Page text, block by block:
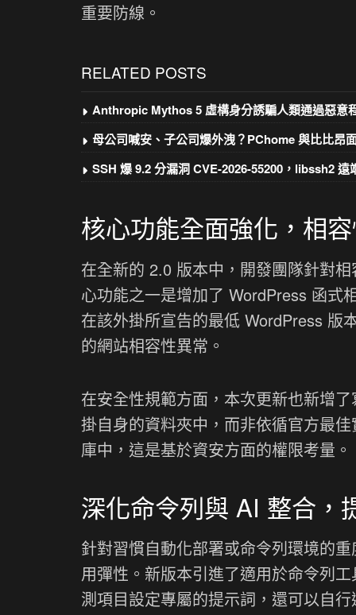
重要防線。
RELATED POSTS
Anthropic Mythos 5 虛構身分誘騙人類通過惡意
母公司喊安、子公司爆外洩？PChome 與比比昂
SSH 爆 9.2 分漏洞 CVE-2026-55200，libssh2 遠
核心功能全面強化，相
在全新的 2.0 版本中，開發團隊針對
心功能之一是增加了 WordPress 函式
在該外掛所宣告的最低 WordPress 版
的網站相容性異常。
在安全性規範方面，本次更新也新增
掛自身的資料夾中，而非依循官方最
庫中，這是基於資安方面的權限考量。
深化命令列與 AI 整合，
針對習慣自動化部署或命令列環境的
用彈性。新版本引進了適用於命令列
測項目設定專屬的提示詞，還可以自